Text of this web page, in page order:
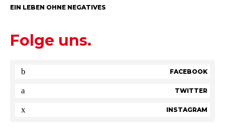
EIN LEBEN OHNE NEGATIVES
Folge uns.
FACEBOOK
TWITTER
INSTAGRAM